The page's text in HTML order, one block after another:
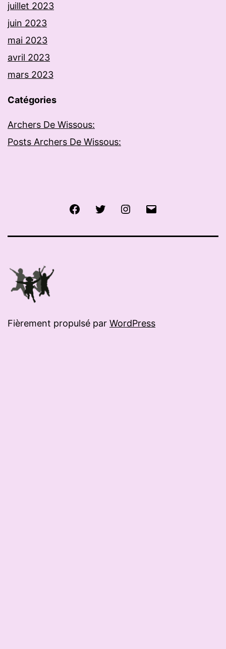
juillet 2023
juin 2023
mai 2023
avril 2023
mars 2023
Catégories
Archers De Wissous:
Posts Archers De Wissous:
FacebookTwitter Instagram
Fièrement propulsé par WordPress